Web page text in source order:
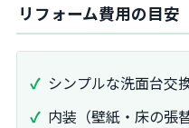
リフォーム費用の目安
シンプルな洗面台交
内装（壁紙・床の張